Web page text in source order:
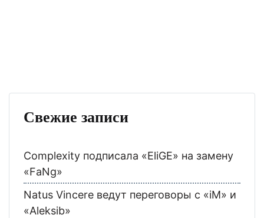
Свежие записи
Complexity подписала «EliGE» на замену
«FaNg»
Natus Vincere ведут переговоры с «iM» и
«Aleksib»